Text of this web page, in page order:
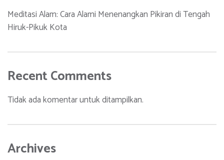
Meditasi Alam: Cara Alami Menenangkan Pikiran di Tengah
Hiruk-Pikuk Kota
Recent Comments
Tidak ada komentar untuk ditampilkan.
Archives